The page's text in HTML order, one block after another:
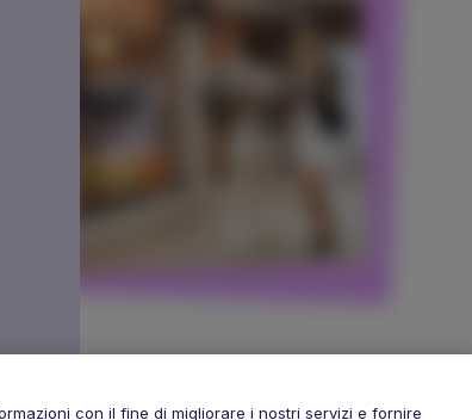
con il fine di migliorare i nostri servizi e fornire